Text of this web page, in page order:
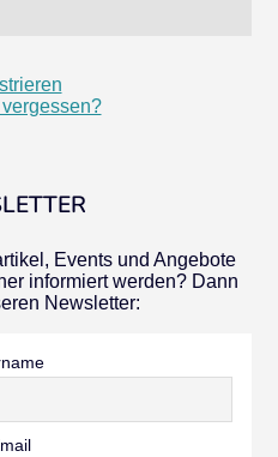
Events und Angebote
informiert werden? Dann
Newsletter: